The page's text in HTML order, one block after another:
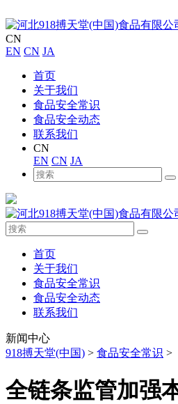
CN
EN CN JA
首页
关于我们
食品安全常识
食品安全动态
联系我们
CN
EN CN JA
首页
关于我们
食品安全常识
食品安全动态
联系我们
新闻中心
918搏天堂(中国) > 食品安全常识 >
全链条监管加强